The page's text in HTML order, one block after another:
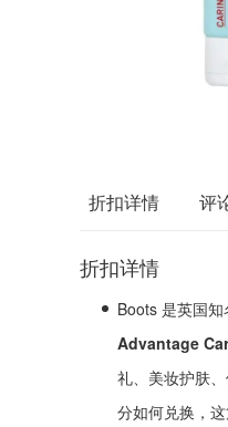
折扣详情 评
折扣详情
Boots 是英国知
Advantage
礼、美妆护肤
分如何兑换，这